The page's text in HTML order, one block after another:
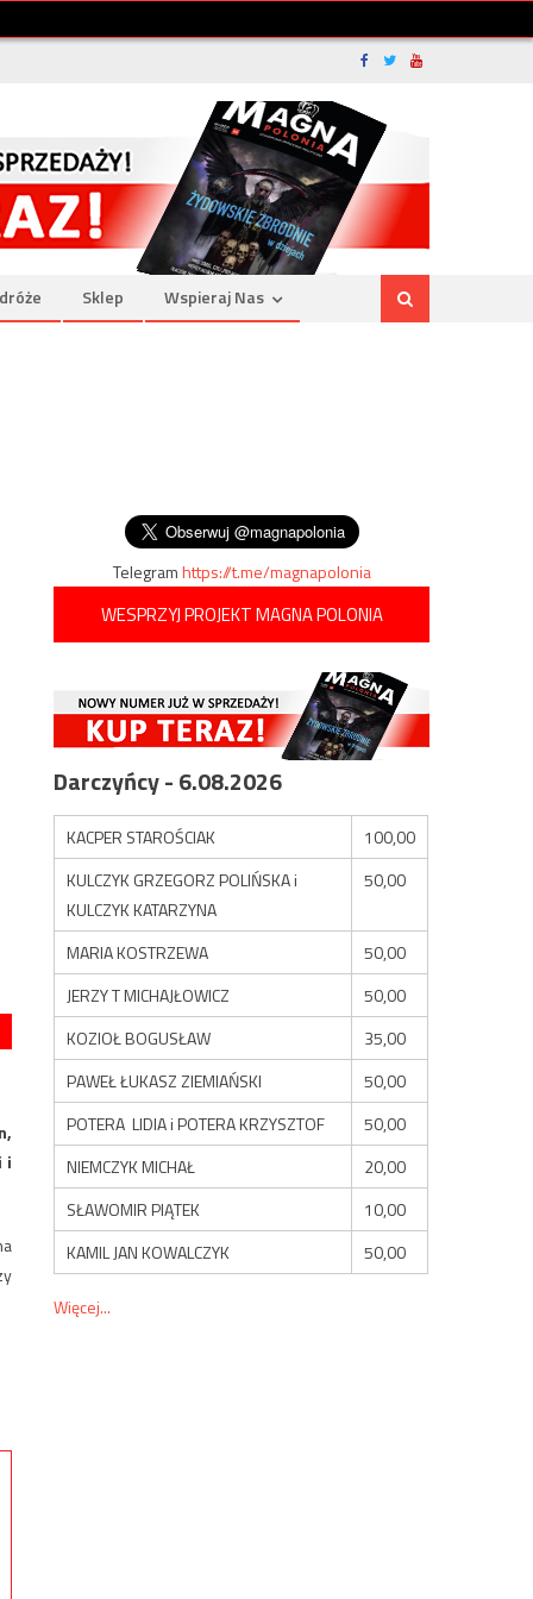
Sklep Wspieraj Nas
i
Telegramhttps://t.me/magnapolonia
WESPRZYJ PROJEKT MAGNA POLONIA
Darczyńcy - 6.08.2026
KACPER STAROŚCIAK
100,00
KULCZYK GRZEGORZ POLIŃSKA i
KULCZYK KATARZYNA
50,00
MARIA KOSTRZEWA
50,00
JERZY T MICHAJŁOWICZ
50,00
KOZIOŁ BOGUSŁAW
35,00
PAWEŁ ŁUKASZ ZIEMIAŃSKI
50,00
POTERA LIDIA i POTERA KRZYSZTOF
50,00
NIEMCZYK MICHAŁ
20,00
SŁAWOMIR PIĄTEK
10,00
KAMIL JAN KOWALCZYK
50,00
Więcej...